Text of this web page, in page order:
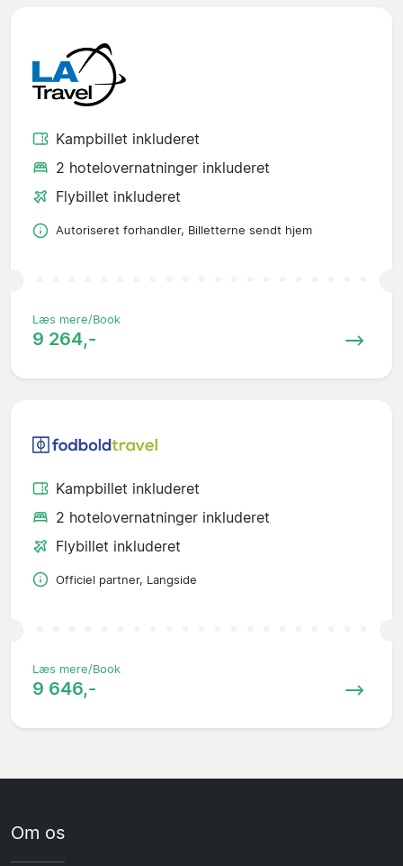
Kampbillet inkluderet
2 hotelovernatninger inkluderet
Flybillet inkluderet
Autoriseret forhandler, Billetterne sendt hjem
Læs mere/Book
9 264,-
Kampbillet inkluderet
2 hotelovernatninger inkluderet
Flybillet inkluderet
Officiel partner, Langside
Læs mere/Book
9 646,-
Om os